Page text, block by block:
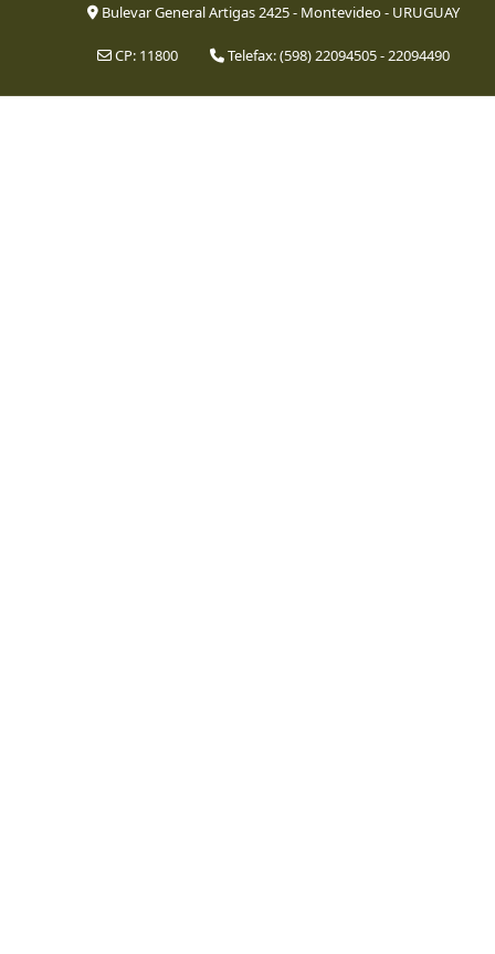
Bulevar General Artigas 2425 - Montevideo - URUGUAY
CP: 11800 Telefax: (598) 22094505 - 22094490